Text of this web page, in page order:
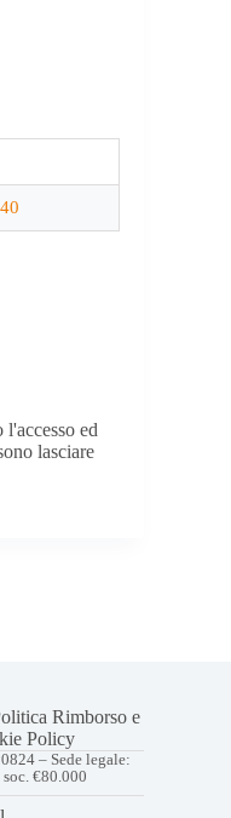
40
ed
lasciare
Rimborso e
Policy
– Sede legale:
€80.000